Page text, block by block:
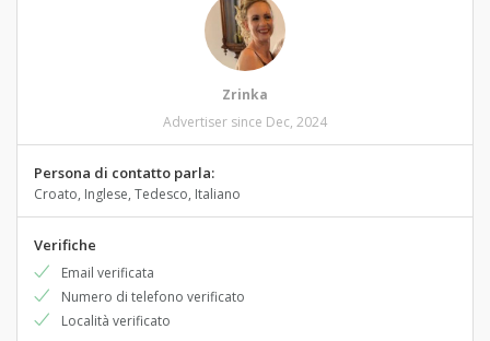
Zrinka
Advertiser since Dec, 2024
Persona di contatto parla:
Croato, Inglese, Tedesco, Italiano
Verifiche
Email verificata
Numero di telefono verificato
Località verificato